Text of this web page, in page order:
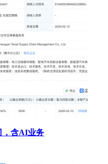
，含AI业务